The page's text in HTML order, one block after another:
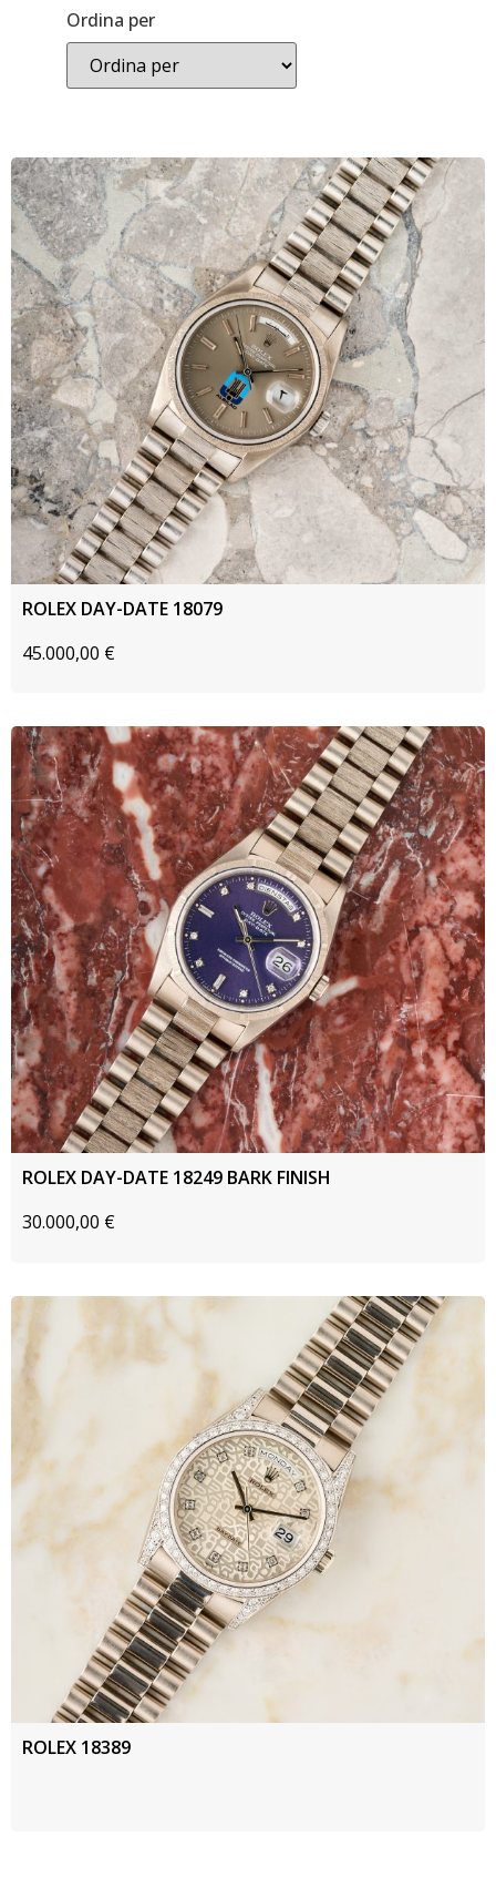
Ordina per
ROLEX DAY-DATE 18079
45.000,00 €
ROLEX DAY-DATE 18249 BARK FINISH
30.000,00 €
ROLEX 18389